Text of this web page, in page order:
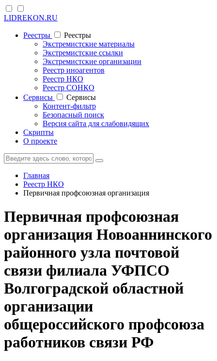
LIDREKON.RU
Реестры
Реестры
Экстремистские материалы
Экстремистские ссылки
Экстремистские организации
Реестр иноагентов
Реестр НКО
Реестр СОНКО
Cервисы
Cервисы
Контент-фильтр
Безопасный поиск
Версия сайта для слабовидящих
Скрипты
О проекте
Главная
Реестр НКО
Первичная профсоюзная организация
Первичная профсоюзная
организация Новоаннинского
районного узла почтовой
связи филиала УФПСО
Волгоградской областной
организации
общероссийского профсоюза
работников связи РФ